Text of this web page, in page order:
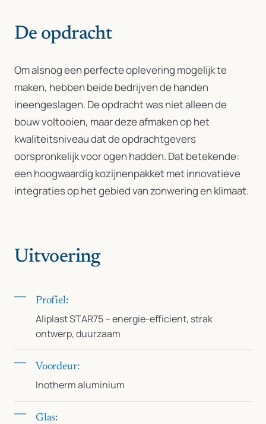
De opdracht
Om alsnog een perfecte oplevering mogelijk te
maken, hebben beide bedrijven de handen
ineengeslagen. De opdracht was niet alleen de
bouw voltooien, maar deze afmaken op het
kwaliteitsniveau dat de opdrachtgevers
oorspronkelijk voor ogen hadden. Dat betekende:
een hoogwaardig kozijnenpakket met innovatieve
integraties op het gebied van zonwering en klimaat.
Uitvoering
Profiel:
Aliplast STAR75 – energie-efficient, strak
ontwerp, duurzaam
Voordeur:
Inotherm aluminium
Glas: